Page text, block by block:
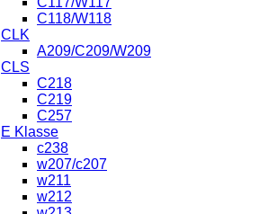
C118/W118
CLK
A209/C209/W209
CLS
C218
C219
C257
E Klasse
c238
w207/c207
w211
w212